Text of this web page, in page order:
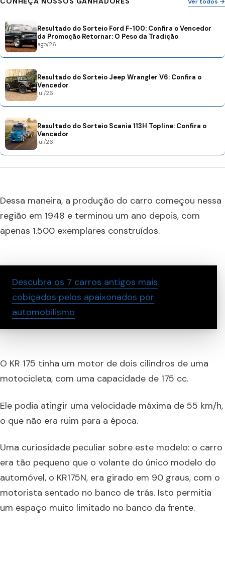
Resultado do Sorteio Ford F-100: Confira o Vencedor
da Promoção Retornar: O Peso da Tradição
ago/26
Resultado do Sorteio Jeep Wrangler V6: Confira o
Vencedor
jul/26
Resultado do Sorteio Scania 113H Topline: Confira o
Vencedor
jul/26
Dessa maneira, a produção do carro começou nessa
região em 1948 e terminou um ano depois, com
apenas 1.500 exemplares construídos.
Descubra os 7 carros antigos mais
cobiçados pelos apaixonados por
automobilismo
O KR 175 tinha um motor de dois cilindros de uma
motocicleta, com uma capacidade de 175 cc.
Ele podia atingir uma velocidade máxima de 55 km/h,
o que não era ruim para a época.
Uma curiosidade peculiar sobre este modelo: o carro
era tão pequeno que o volante do único modelo do
automóvel, o KR175N, era girado em 90 graus, com o
motorista sentado no banco de trás. Isto permitia
um espaço muito limitado no banco da frente.